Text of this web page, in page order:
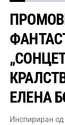
ЕЛЕНА
Инспириран